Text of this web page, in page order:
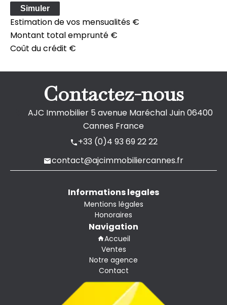
Simuler
Estimation de vos mensualités €
Montant total emprunté €
Coût du crédit €
Contactez-nous
AJC Immobilier5 avenue Maréchal Juin06400
Cannes France
+33 (0)4 93 69 22 22
contact@ajcimmobiliercannes.fr
Informations legales
Mentions légales
Honoraires
Navigation
Accueil
Ventes
Notre agence
Contact